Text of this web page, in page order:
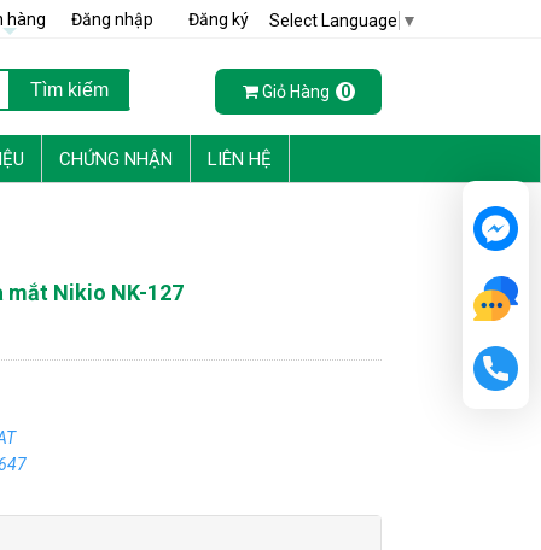
hàng Đăng nhập Đăng ký Select Language ▼
Giỏ Hàng 0
CHỨNG NHẬN LIÊN HỆ
mắt Nikio NK-127